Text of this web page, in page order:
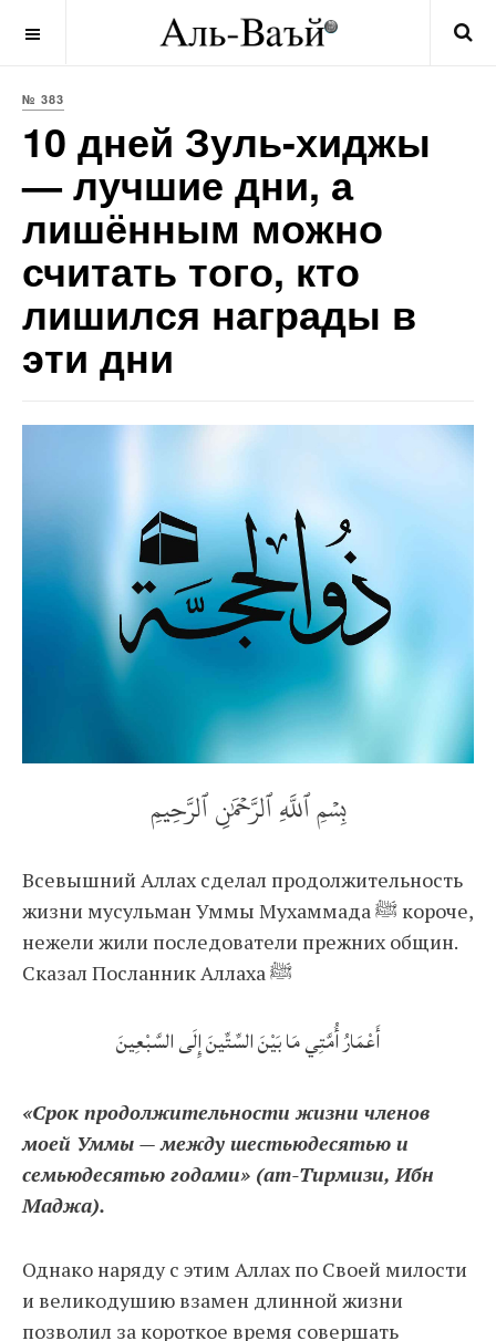
№ 383
10 дней Зуль-хиджы
— лучшие дни, а
лишённым можно
считать того, кто
лишился награды в
эти дни
بِسۡمِ ٱللَّهِ ٱلرَّحۡمَٰنِ ٱلرَّحِيمِ
Всевышний Аллах сделал продолжительность
жизни мусульман Уммы Мухаммада ﷺ короче,
нежели жили последователи прежних общин.
Сказал Посланник Аллаха ﷺ
أَعْمَارُ أُمَّتِي مَا بَيْنَ السِّتِّينَ إِلَى السَّبْعِينَ
«Срок продолжительности жизни членов
моей Уммы — между шестьюдесятью и
семьюдесятью годами» (ат-Тирмизи, Ибн
Маджа).
Однако наряду с этим Аллах по Своей милости
и великодушию взамен длинной жизни
позволил за короткое время совершать